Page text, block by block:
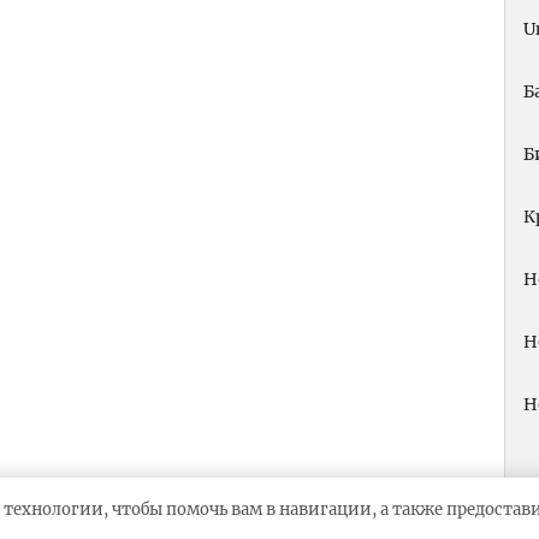
чтобы помочь вам в навигации, а также